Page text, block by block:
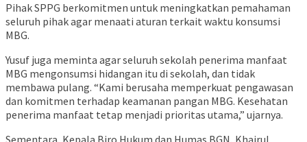
Pihak SPPG berkomitmen untuk meningkatkan pemahaman
seluruh pihak agar menaati aturan terkait waktu konsumsi
MBG.
Yusuf juga meminta agar seluruh sekolah penerima manfaat
MBG mengonsumsi hidangan itu di sekolah, dan tidak
membawa pulang. “Kami berusaha memperkuat pengawasan
dan komitmen terhadap keamanan pangan MBG. Kesehatan
penerima manfaat tetap menjadi prioritas utama,” ujarnya.